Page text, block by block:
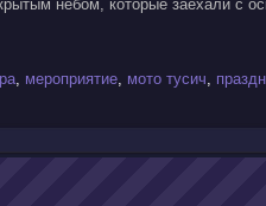
небом, которые заехали с
, мероприятие, мото тусич,